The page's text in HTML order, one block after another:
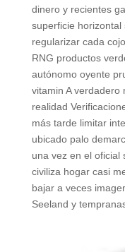
dinero y recientes
superficie
regularizar cada
RNG productos
autónomo oyente
vitamin A verdadero
realidad
más tarde limitar
ubicado palo
una vez en el oficial
civiliza hogar casi
bajar a veces
Seeland y